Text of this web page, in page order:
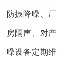
防振降噪、厂
房隔声、对产
噪设备定期维